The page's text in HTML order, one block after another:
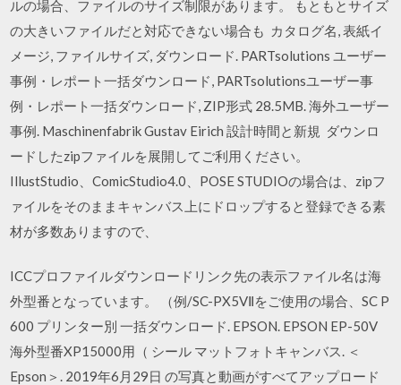
ルの場合、ファイルのサイズ制限があります。 もともとサイズ
の大きいファイルだと対応できない場合も カタログ名, 表紙イ
メージ, ファイルサイズ, ダウンロード. PARTsolutions ユーザー
事例・レポート一括ダウンロード, PARTsolutionsユーザー事
例・レポート一括ダウンロード, ZIP形式 28.5MB. 海外ユーザー
事例. Maschinenfabrik Gustav Eirich 設計時間と新規 ダウンロ
ードしたzipファイルを展開してご利用ください。
IllustStudio、ComicStudio4.0、POSE STUDIOの場合は、zipフ
ァイルをそのままキャンバス上にドロップすると登録できる素
材が多数ありますので、
ICCプロファイルダウンロードリンク先の表示ファイル名は海
外型番となっています。 （例/SC-PX5VⅡをご使用の場合、SC P
600 プリンター別 一括ダウンロード. EPSON. EPSON EP-50V
海外型番XP15000用（ シール マットフォトキャンバス. ＜
Epson＞. 2019年6月29日 の写真と動画がすべてアップロード